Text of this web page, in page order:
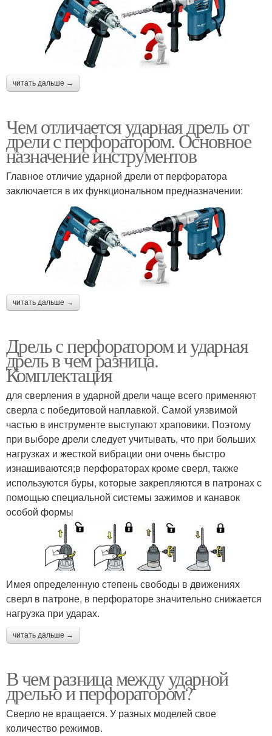
читать дальше →
Чем отличается ударная дрель от
дрели с перфоратором. Основное
назначение инструментов
Главное отличие ударной дрели от перфоратора
заключается в их функциональном предназначении:
читать дальше →
Дрель с перфоратором и ударная
дрель в чем разница.
Комплектация
для сверления в ударной дрели чаще всего применяют
сверла с победитовой наплавкой. Самой уязвимой
частью в инструменте выступают храповики. Поэтому
при выборе дрели следует учитывать, что при больших
нагрузках и жесткой вибрации они очень быстро
изнашиваются;в перфораторах кроме сверл, также
используются буры, которые закрепляются в патронах с
помощью специальной системы зажимов и канавок
особой формы
Имея определенную степень свободы в движениях
сверл в патроне, в перфораторе значительно снижается
нагрузка при ударах.
читать дальше →
В чем разница между ударной
дрелью и перфоратором?
Сверло не вращается. У разных моделей свое
количество режимов.